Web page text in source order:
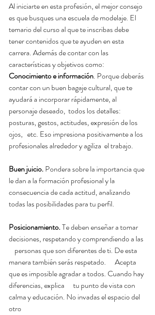
Al iniciarte en esta profesión, el mejor consejo
es que busques una escuela de modelaje. El
temario del curso al que te inscribas debe
tener contenidos que te ayuden en esta
carrera. Además de contar con las
características y objetivos como:
Conocimiento e información. Porque deberás
contar con un buen bagaje cultural, que te
ayudará a incorporar rápidamente, al
personaje deseado,  todos los detalles:
posturas, gestos, actitudes, expresión de los
ojos,   etc. Eso impresiona positivamente a los
profesionales alrededor y agiliza  el trabajo.
Buen juicio. Pondera sobre la importancia que
le dan a la formación profesional y la
consecuencia de cada actitud, analizando
todas las posibilidades para tu perfil.
Posicionamiento. Te deben enseñar a tomar
decisiones, respetando y comprendiendo a las
    personas que son diferentes de ti. De esta
manera también serás respetado.      Acepta
que es imposible agradar a todos. Cuando hay
diferencias, explica      tu punto de vista con
calma y educación. No invadas el espacio del
otro